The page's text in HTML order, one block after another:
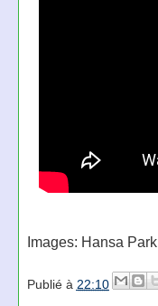
Images: Hansa Park
Publié à 22:10